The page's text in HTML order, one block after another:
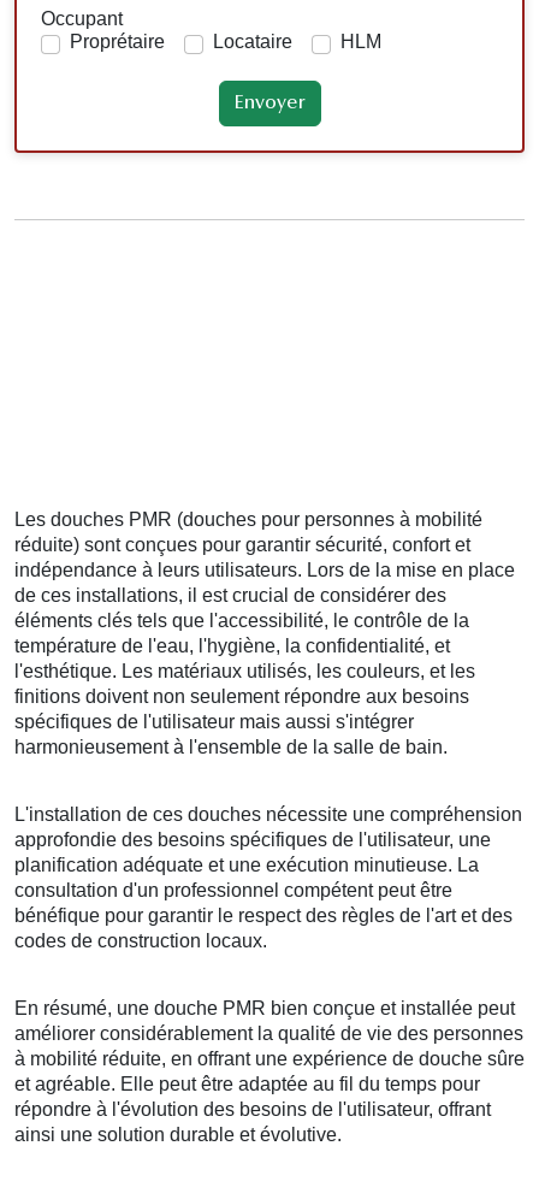
Occupant
Proprétaire
Locataire HLM
Les douches PMR (douches pour personnes à mobilité
réduite) sont conçues pour garantir sécurité, confort et
indépendance à leurs utilisateurs. Lors de la mise en place
de ces installations, il est crucial de considérer des
éléments clés tels que l'accessibilité, le contrôle de la
température de l'eau, l'hygiène, la confidentialité, et
l'esthétique. Les matériaux utilisés, les couleurs, et les
finitions doivent non seulement répondre aux besoins
spécifiques de l'utilisateur mais aussi s'intégrer
harmonieusement à l'ensemble de la salle de bain.
L'installation de ces douches nécessite une compréhension
approfondie des besoins spécifiques de l'utilisateur, une
planification adéquate et une exécution minutieuse. La
consultation d'un professionnel compétent peut être
bénéfique pour garantir le respect des règles de l'art et des
codes de construction locaux.
En résumé, une douche PMR bien conçue et installée peut
améliorer considérablement la qualité de vie des personnes
à mobilité réduite, en offrant une expérience de douche sûre
et agréable. Elle peut être adaptée au fil du temps pour
répondre à l'évolution des besoins de l'utilisateur, offrant
ainsi une solution durable et évolutive.